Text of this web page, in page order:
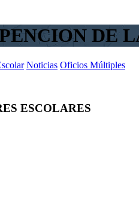
DE
Noticias Oficios Múltiples
ESCOLARES